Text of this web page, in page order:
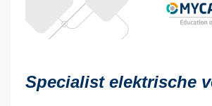
Specialist elektrische